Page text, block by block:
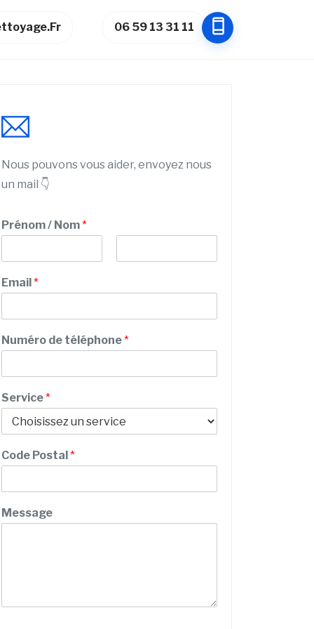
06 59 13 31 11
Nous pouvons vous aider, envoyez nous
un mail 👇
Prénom / Nom*
r
é
m
Email*
Numéro de téléphone*
Service*
Code Postal*
N
o
p
Message